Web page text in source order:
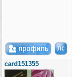
card151355